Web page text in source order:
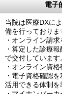
電子
当院は医療DXに
備を行っておりま
・オンライン請求
・算定した診療
で交付しています
・オンライン資
・電子資格確認
活用できる体制を